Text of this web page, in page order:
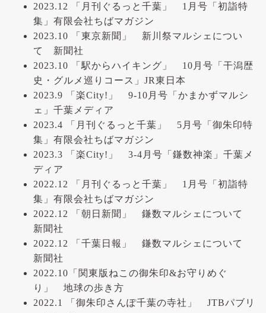
2023.12 「月刊ぐるっと千葉」 1月号「初詣特
集」有限会社ちばマガジン
2023.10 「東京新聞」 新川祭マルシェについ
て 新聞社
2023.10 「駅からハイキング」 10月号「干潟歴
史・グルメ巡りコース」JR東日本
2023.9 「楽City!」 9-10月号「かまかずマルシ
ェ」千葉メディア
2023.4 「月刊ぐるっと千葉」 5月号「御朱印特
集」有限会社ちばマガジン
2023.3 「楽City!」 3-4月号「鎌数神楽」千葉メ
ディア
2022.12 「月刊ぐるっと千葉」 1月号「初詣特
集」有限会社ちばマガジン
2022.12 「朝日新聞」 鎌数マルシェについて
新聞社
2022.12 「千葉日報」 鎌数マルシェについて
新聞社
2022.10「関東版ねこの御朱印&お守りめぐ
り」 地球の歩き方
2022.1 「御朱印さんぽ千葉の寺社」 JTBパブリ